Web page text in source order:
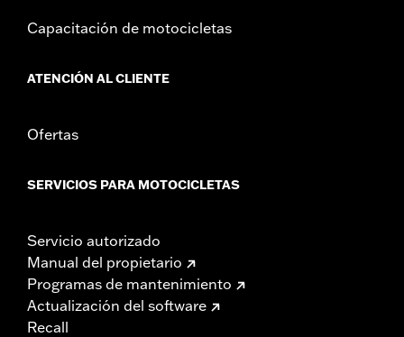
Capacitación de motocicletas
ATENCIÓN AL CLIENTE
Ofertas
SERVICIOS PARA MOTOCICLETAS
Servicio autorizado
Manual del propietario
Programas de mantenimiento
Actualización del software
Recall